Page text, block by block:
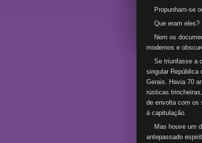
Propunham-se
Que eram eles?
Nem os
modernos e
Se triunfasse a
singular República
Gerais. Havia 70
rústicas
de envolta com os
á capitulação.
Mas houve um
antepassado